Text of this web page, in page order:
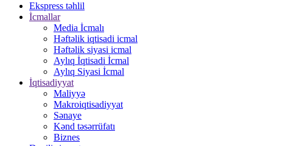
Ekspress təhlil
İcmallar
Media İcmalı
Həftəlik iqtisadi icmal
Həftəlik siyasi icmal
Aylıq İqtisadi İcmal
Aylıq Siyasi İcmal
İqtisadiyyat
Maliyyə
Makroiqtisadiyyat
Sənaye
Kənd təsərrüfatı
Biznes